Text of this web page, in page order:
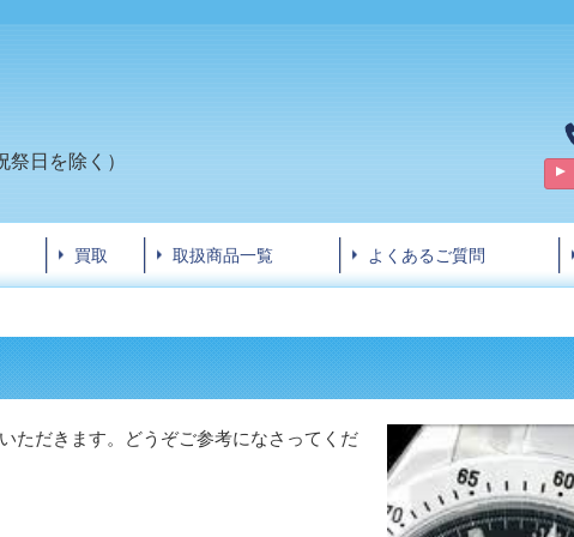
祭日 を除く）
買取 取扱商品一覧 よくあるご質問
ただきます。どうぞご参考になさってくだ